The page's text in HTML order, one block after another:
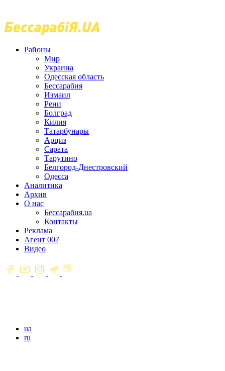
Районы
Мир
Украина
Одесская область
Бессарабия
Измаил
Рени
Болград
Килия
Татарбунары
Арциз
Сарата
Тарутино
Белгород-Днестровский
Одесса
Аналитика
Архив
О нас
Бессарабия.ua
Контакты
Реклама
Агент 007
Видео
ua
ru